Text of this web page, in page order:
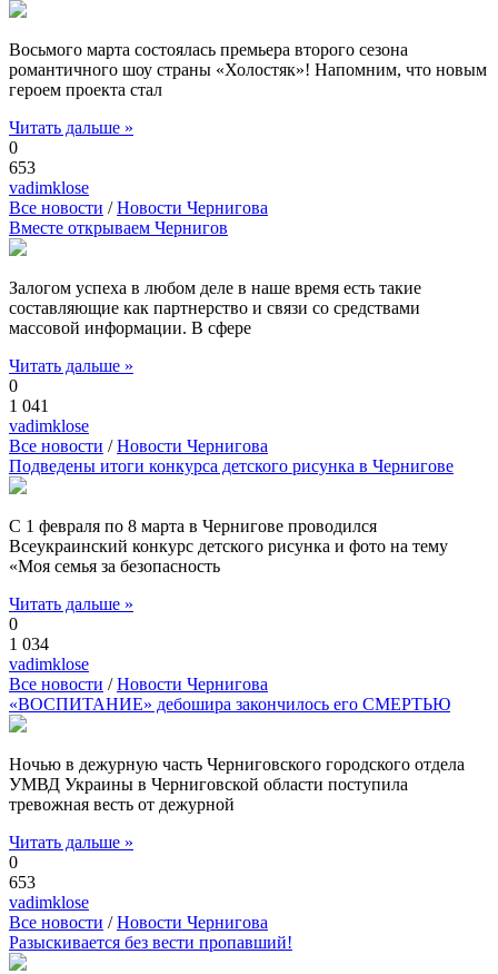
Восьмого марта состоялась премьера второго сезона
романтичного шоу страны «Холостяк»! Напомним, что новым
героем проекта стал
Читать дальше »
0
653
vadimklose
Все новости /Новости Чернигова
Вместе открываем Чернигов
Залогом успеха в любом деле в наше время есть такие
составляющие как партнерство и связи со средствами
массовой информации. В сфере
Читать дальше »
0
1 041
vadimklose
Все новости /Новости Чернигова
Подведены итоги конкурса детского рисунка в Чернигове
С 1 февраля по 8 марта в Чернигове проводился
Всеукраинский конкурс детского рисунка и фото на тему
«Моя семья за безопасность
Читать дальше »
0
1 034
vadimklose
Все новости /Новости Чернигова
«ВОСПИТАНИЕ» дебошира закончилось его СМЕРТЬЮ
Ночью в дежурную часть Черниговского городского отдела
УМВД Украины в Черниговской области поступила
тревожная весть от дежурной
Читать дальше »
0
653
vadimklose
Все новости /Новости Чернигова
Разыскивается без вести пропавший!